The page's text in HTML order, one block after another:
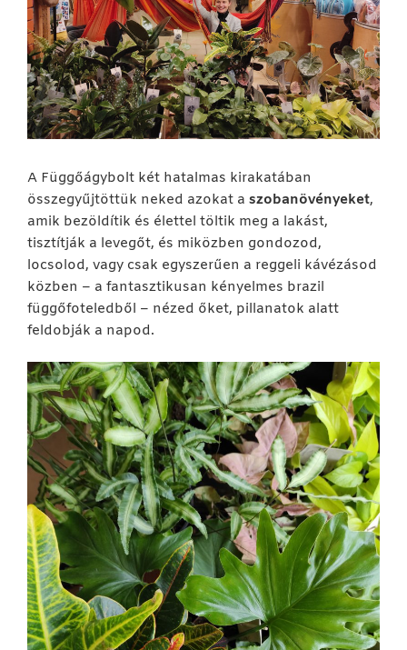
A Függőágybolt két hatalmas kirakatában
összegyűjtöttük neked azokat a szobanövényeket,
amik bezöldítik és élettel töltik meg a lakást,
tisztítják a levegőt, és miközben gondozod,
locsolod, vagy csak egyszerűen a reggeli kávézásod
közben – a fantasztikusan kényelmes brazil
függőfoteledből – nézed őket, pillanatok alatt
feldobják a napod.